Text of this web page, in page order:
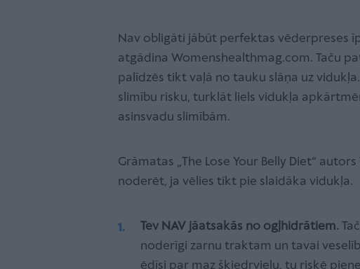
Nav obligāti jābūt perfektas vēderpreses
atgādina Womenshealthmag.com. Taču
palīdzēs tikt vaļā no tauku slāņa uz
slimību risku, turklāt liels vidukļa
asinsvadu slimībām.
Grāmatas „The Lose Your Belly Diet“
noderēt, ja vēlies tikt pie slaidāka vidukļa.
Tev NAV jāatsakās no ogļhidrātiem.
noderīgi zarnu traktam un tavai
ēdīsi par maz šķiedrvielu, tu riskē